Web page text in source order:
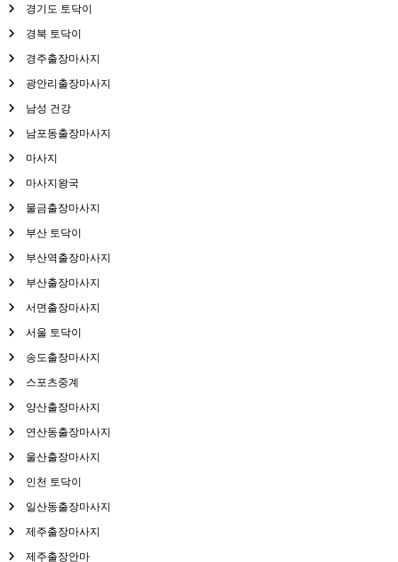
경기도 토닥이
경북 토닥이
경주출장마사지
광안리출장마사지
남성 건강
남포동출장마사지
마사지
마사지왕국
물금출장마사지
부산 토닥이
부산역출장마사지
부산출장마사지
서면출장마사지
서울 토닥이
송도출장마사지
스포츠중계
양산출장마사지
연산동출장마사지
울산출장마사지
인천 토닥이
일산동출장마사지
제주출장마사지
제주출장안마